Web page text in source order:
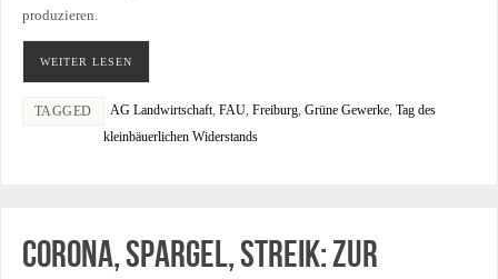
produzieren.
WEITER LESEN
TAGGED AG Landwirtschaft, FAU, Freiburg, Grüne Gewerke, Tag des
kleinbäuerlichen Widerstands
Corona, Spargel, Streik: Zur